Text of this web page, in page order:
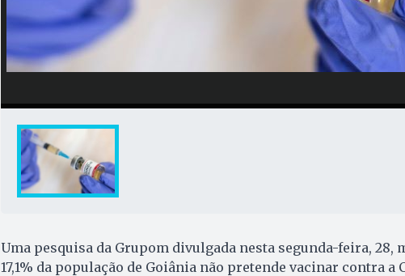
Uma pesquisa da Grupom divulgada nesta segunda-feira, 28,
17,1% da população de Goiânia não pretende vacinar contra a